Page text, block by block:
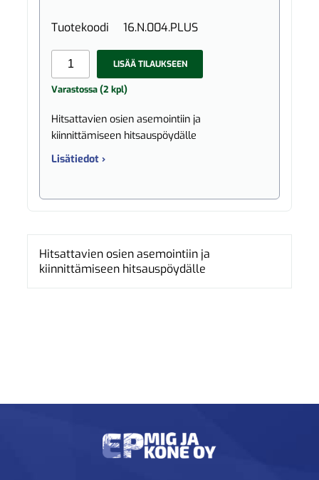
Tuotekoodi 16.N.004.PLUS
LISÄÄ TILAUKSEEN
Varastossa (2 kpl)
Hitsattavien osien asemointiin ja
kiinnittämiseen hitsauspöydälle
Lisätiedot ›
Hitsattavien osien asemointiin ja
kiinnittämiseen hitsauspöydälle